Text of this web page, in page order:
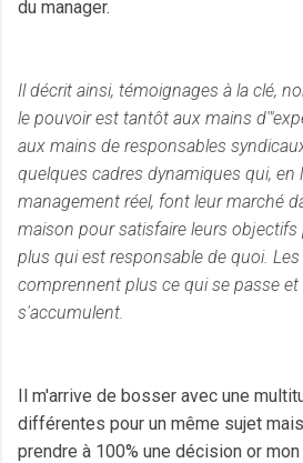
du manager.
Il décrit ainsi, témoignages à la clé,
le pouvoir est tantôt aux mains
aux mains de responsables
quelques cadres dynamiques qui, en
management réel, font leur marché
maison pour satisfaire leurs objectifs
plus qui est responsable de quoi.
comprennent plus ce qui se passe et
s'accumulent.
Il m'arrive de bosser avec une
différentes pour un même sujet
prendre à 100% une décision or